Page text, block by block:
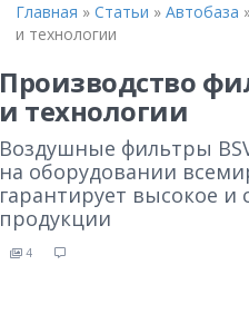
Главная » Статьи » Автобаза
и технологии
Производство
и технологии
Воздушные фильтры
на оборудовании
гарантирует высокое и
продукции
4